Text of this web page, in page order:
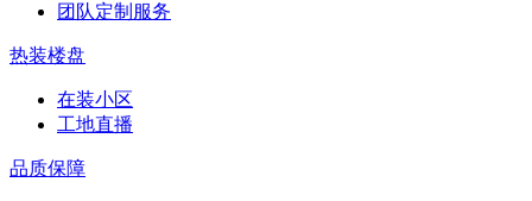
团队定制服务
热装楼盘
在装小区
工地直播
品质保障